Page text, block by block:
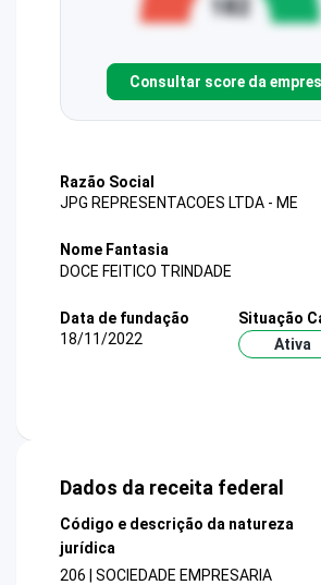
Consultar score da
Razão Social
JPG REPRESENTACOES LTDA - ME
Nome Fantasia
DOCE FEITICO TRINDADE
Data de fundação
18/11/2022
Situação
Ativa
Dados da receita federal
Código e descrição da natureza
jurídica
206 | SOCIEDADE EMPRESARIA